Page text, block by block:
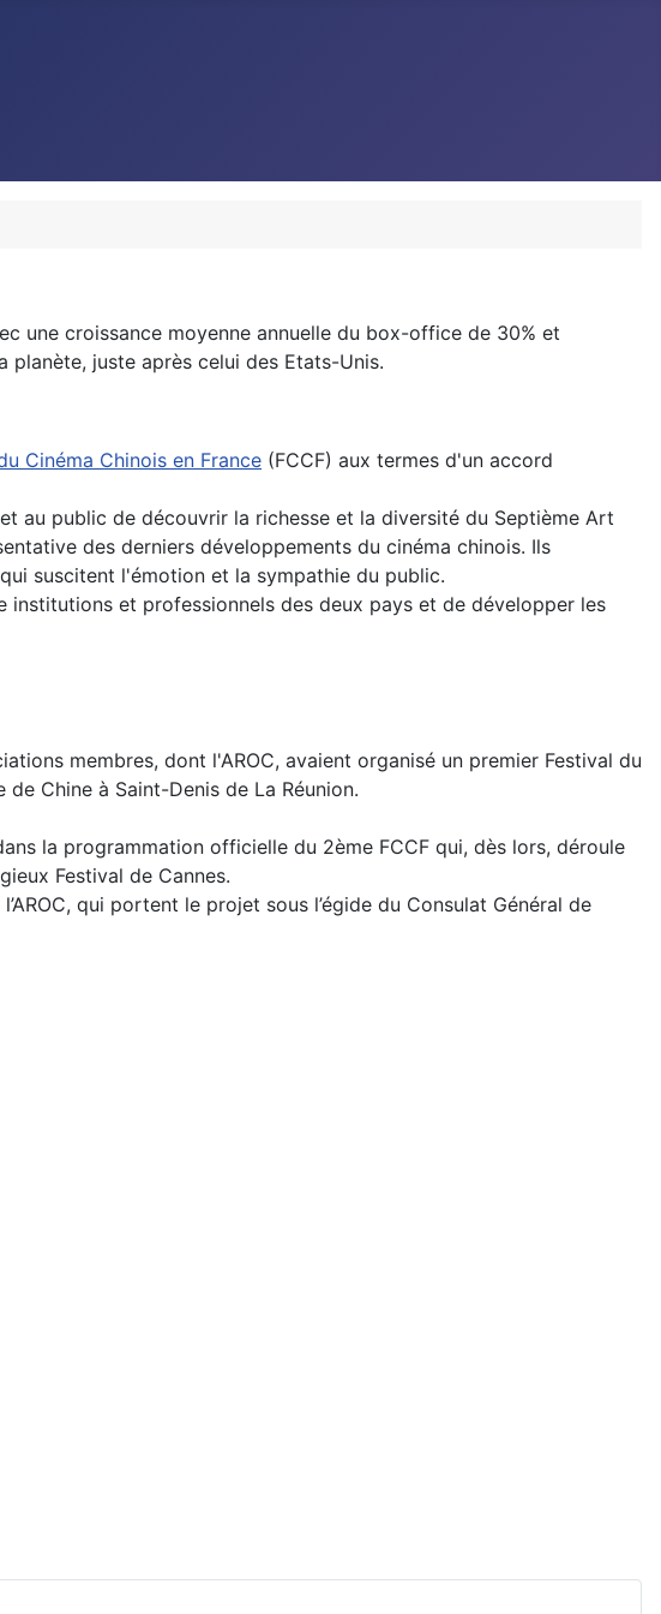
une croissance moyenne annuelle du box-office de 30% et
planète, juste après celui des Etats-Unis.
Cinéma Chinois en France (FCCF) aux termes d'un accord
au public de découvrir la richesse et la diversité du Septième Art
des derniers développements du cinéma chinois. Ils
suscitent l'émotion et la sympathie du public.
et professionnels des deux pays et de développer les
membres, dont l'AROC, avaient organisé un premier Festival du
de Chine à Saint-Denis de La Réunion.
la programmation officielle du 2ème FCCF qui, dès lors, déroule
Festival de Cannes.
qui portent le projet sous l’égide du Consulat Général de